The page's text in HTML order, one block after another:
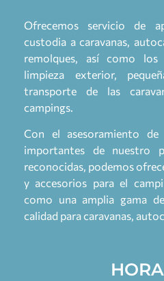
Ofrecemos servicio de
custodia a caravanas,
remolques, así como los
limpieza exterior,
transporte de las
campings.
Con el asesoramiento
importantes de nuestro
reconocidas, podemos
y accesorios para el
como una amplia gama
calidad para caravanas,